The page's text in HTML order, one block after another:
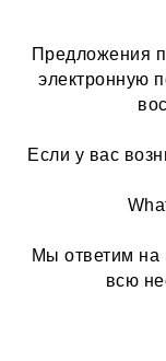
Предложения
электронную
Если у вас
Мы ответим на
всю